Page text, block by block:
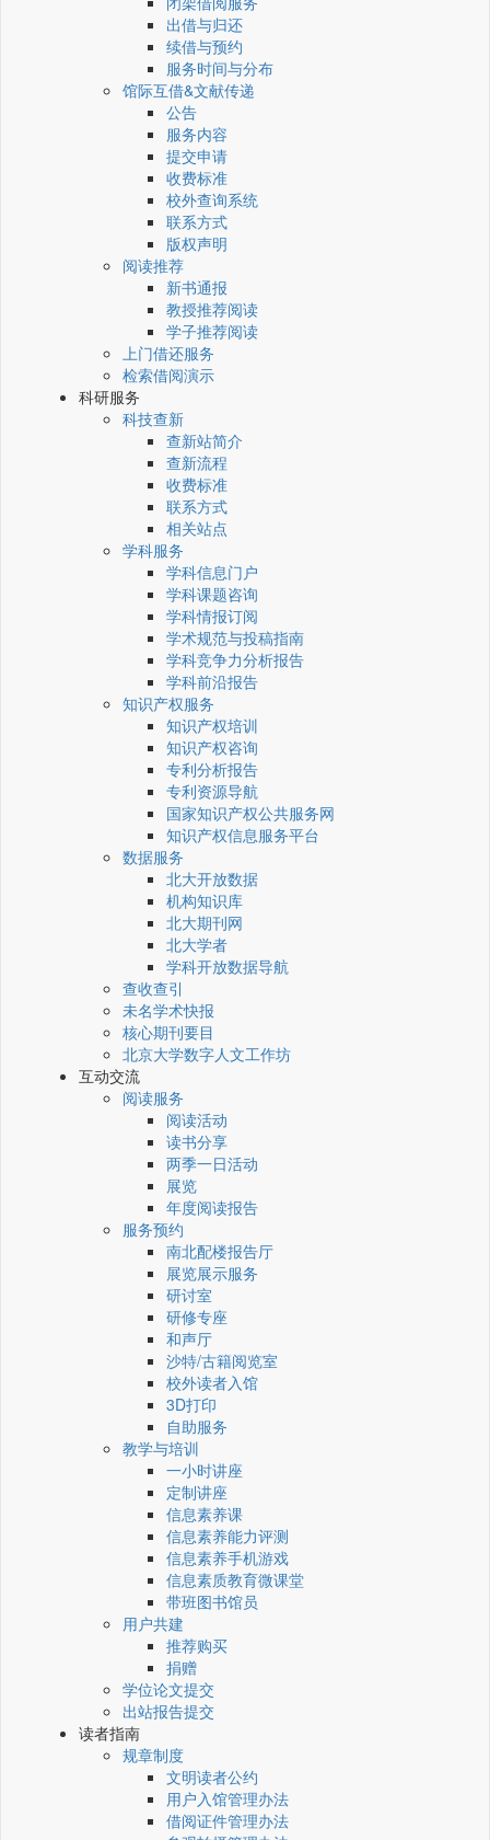
出借与归还
续借与预约
服务时间与分布
馆际互借&文献传递
公告
服务内容
提交申请
收费标准
校外查询系统
联系方式
版权声明
阅读推荐
新书通报
教授推荐阅读
学子推荐阅读
上门借还服务
检索借阅演示
科研服务
科技查新
查新站简介
查新流程
收费标准
联系方式
相关站点
学科服务
学科信息门户
学科课题咨询
学科情报订阅
学术规范与投稿指南
学科竞争力分析报告
学科前沿报告
知识产权服务
知识产权培训
知识产权咨询
专利分析报告
专利资源导航
国家知识产权公共服务网
知识产权信息服务平台
数据服务
北大开放数据
机构知识库
北大期刊网
北大学者
学科开放数据导航
查收查引
未名学术快报
核心期刊要目
北京大学数字人文工作坊
互动交流
阅读服务
阅读活动
读书分享
两季一日活动
展览
年度阅读报告
服务预约
南北配楼报告厅
展览展示服务
研讨室
研修专座
和声厅
沙特/古籍阅览室
校外读者入馆
3D打印
自助服务
教学与培训
一小时讲座
定制讲座
信息素养课
信息素养能力评测
信息素养手机游戏
信息素质教育微课堂
带班图书馆员
用户共建
推荐购买
捐赠
学位论文提交
出站报告提交
读者指南
规章制度
文明读者公约
用户入馆管理办法
借阅证件管理办法